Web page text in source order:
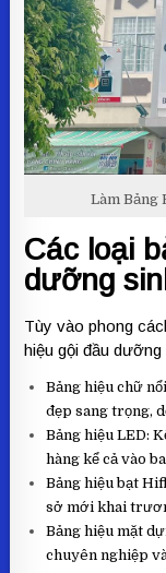
Làm Bảng
Các loại
dưỡng
Tùy vào phong
hiệu gội đầu
Bảng hiệu chữ
đẹp sang trọng,
Bảng hiệu LED:
hàng kể cả vào
Bảng hiệu bạt
sở mới khai
Bảng hiệu mặt
chuyên nghiệp